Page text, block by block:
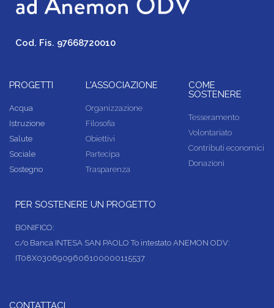
Cod. Fis. 97668720010
PROGETTI
Acqua
Istruzione
Salute
Sociale
Sostegno
L'ASSOCIAZIONE
Organizzazione
Filosofia
Obiettivi
Partecipa
Trasparenza
COME
SOSTENERE
Tesseramento
Volontariato
Contributi economici
Donazioni
PER SOSTENERE UN PROGETTO
BONIFICO:
c/o Banca INTESA SAN PAOLO To intestato ANEMON ODV:
IT08X0306909606100000115537
CONTATTACI